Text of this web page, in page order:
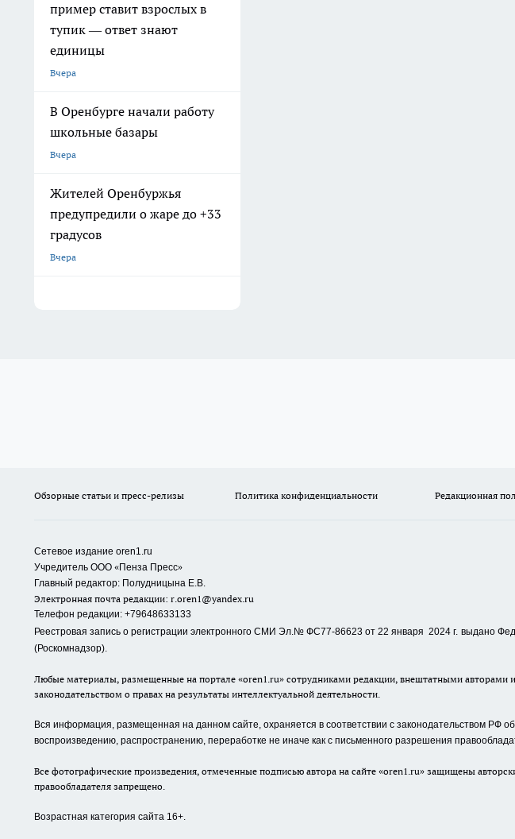
пример ставит взрослых в
тупик — ответ знают
единицы
Вчера
В Оренбурге начали работу
школьные базары
Вчера
Жителей Оренбуржья
предупредили о жаре до +33
градусов
Вчера
Обзорные статьи и пресс-релизы Политика конфиденциальности Редакционная
Сетевое издание oren1.ru
Учредитель ООО «Пенза Пресс»
Главный редактор: Полудницына Е.В.
Электронная почта редакции: r.oren1@yandex.ru
Телефон редакции: +79648633133
Реестровая запись о регистрации электронного СМИ Эл.№ ФС77-86623 от 22 января 2024 г. выдано
(Роскомнадзор).
Любые материалы, размещенные на портале «oren1.ru» сотрудниками редакции, внештатными авторами
законодательством о правах на результаты интеллектуальной деятельности.
Вся информация, размещенная на данном сайте, охраняется в соответствии с законодательством РФ
воспроизведению, распространению, переработке не иначе как с письменного разрешения
Все фотографические произведения, отмеченные подписью автора на сайте «oren1.ru» защищены
правообладателя запрещено.
Возрастная категория сайта 16+.